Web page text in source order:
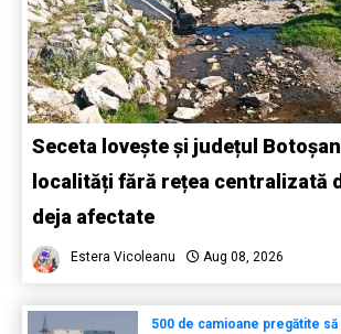
Seceta lovește și județul
localități fără rețea centralizată
deja afectate
Estera Vicoleanu Aug 08, 2026
500 de camioane pregătite să